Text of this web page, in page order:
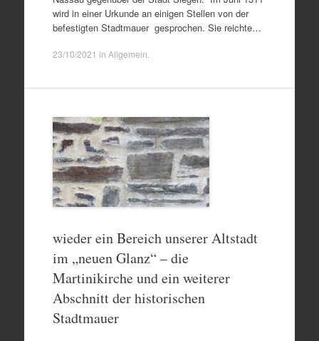
wird in einer Urkunde an einigen Stellen von der
befestigten Stadtmauer gesprochen. Sie reichte…
23/10/2021 in Allgemein
wieder ein Bereich unserer Altstadt
im „neuen Glanz“ – die
Martinikirche und ein weiterer
Abschnitt der historischen
Stadtmauer